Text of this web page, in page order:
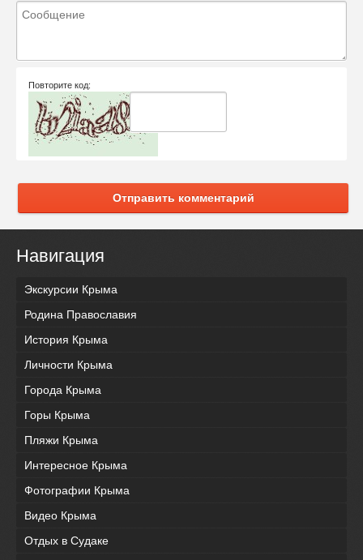
Повторите код:
Отправить комментарий
Навигация
Экскурсии Крыма
Родина Православия
История Крыма
Личности Крыма
Города Крыма
Горы Крыма
Пляжи Крыма
Интересное Крыма
Фотографии Крыма
Видео Крыма
Отдых в Судаке